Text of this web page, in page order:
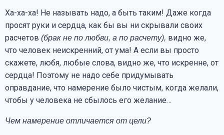
Ха-ха-ха! Не называть надо, а быть таким! Даже когда
просят руки и сердца, как бы вы ни скрывали своих
расчетов (брак не по любви, а по расчету), видно же,
что человек неискренний, от ума! А если вы просто
скажете, любя, любые слова, видно же, что искренне, от
сердца! Поэтому не надо себе придумывать
оправдание, что намерение было чистым, когда желали,
чтобы у человека не сбылось его желание…
Чем намерение отличается от цели?